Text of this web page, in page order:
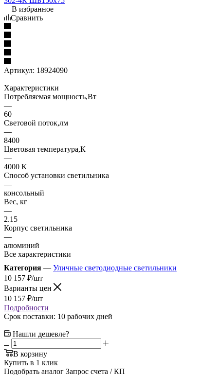
В избранное
Сравнить
Артикул: 18924090
Характеристики
Потребляемая мощность,Вт
—
60
Световой поток,лм
—
8400
Цветовая температура,К
—
4000 К
Способ установки светильника
—
консольный
Вес, кг
—
2.15
Корпус светильника
—
алюминий
Все характеристики
Категория — Уличные светодиодные светильники
10 157 ₽/шт
Варианты цен
10 157 ₽/шт
Подробности
Срок поставки: 10 рабочих дней
Нашли дешевле?
В корзину
Купить в 1 клик
Подобрать аналог Запрос счета / КП